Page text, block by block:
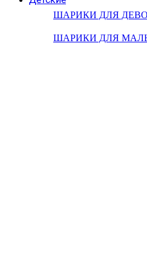
ШАРИКИ ДЛЯ
ШАРИКИ ДЛЯ